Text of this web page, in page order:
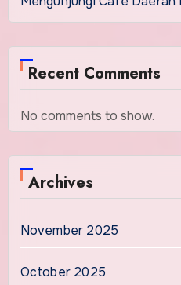
Recent Comments
No comments to show.
Archives
November 2025
October 2025